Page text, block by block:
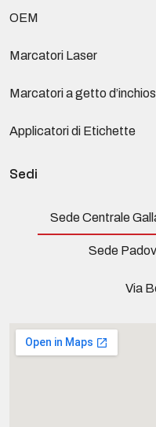
OEM
Marcatori Laser
Marcatori a getto
Applicatori di Etichette
Sedi
Sede Centrale
Sede
Via